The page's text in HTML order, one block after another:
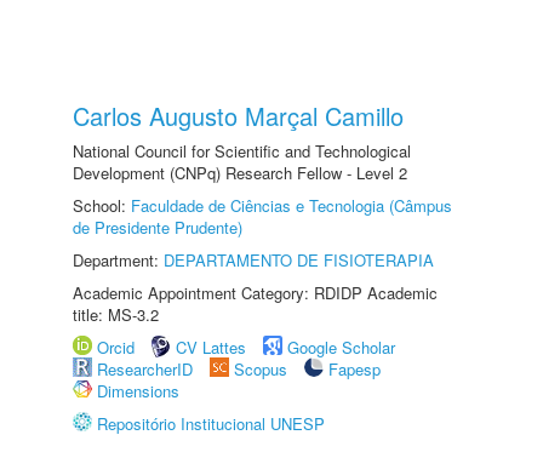
Carlos Augusto Marçal Camillo
National Council for Scientific and Technological
Development (CNPq) Research Fellow - Level 2
School: Faculdade de Ciências e Tecnologia (Câmpus
de Presidente Prudente)
Department: DEPARTAMENTO DE FISIOTERAPIA
Academic Appointment Category: RDIDP Academic
title: MS-3.2
Orcid
CV Lattes
Google Scholar
ResearcherID
Scopus
Fapesp
Dimensions
Repositório Institucional UNESP